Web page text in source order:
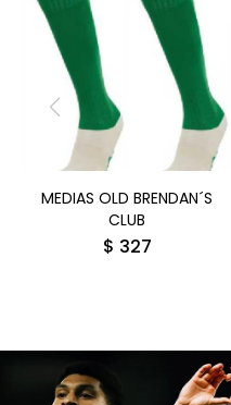
MEDIAS OLD BRENDAN´S
CLUB
$ 327